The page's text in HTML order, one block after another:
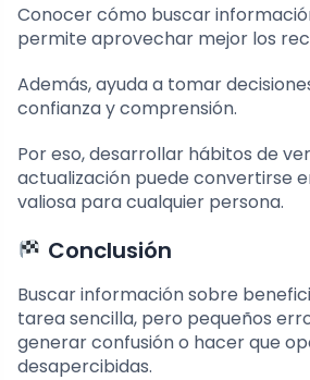
Conocer cómo buscar
permite aprovechar mejor los
Además, ayuda a tomar
confianza y comprensión.
Por eso, desarrollar hábitos de
actualización puede convertirse
valiosa para cualquier persona.
Conclusión
Buscar información sobre
tarea sencilla, pero pequeños
generar confusión o hacer que
desapercibidas.